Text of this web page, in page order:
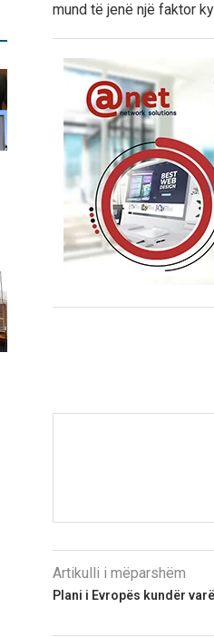
mund të jenë një faktor
Artikulli i mëparshëm
Plani i Evropës kundër